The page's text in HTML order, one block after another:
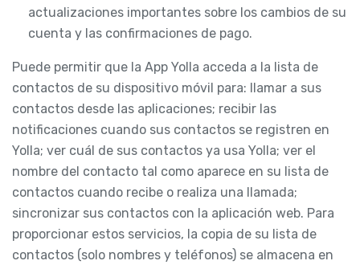
actualizaciones importantes sobre los cambios de su
cuenta y las confirmaciones de pago.
Puede permitir que la App Yolla acceda a la lista de
contactos de su dispositivo móvil para: llamar a sus
contactos desde las aplicaciones; recibir las
notificaciones cuando sus contactos se registren en
Yolla; ver cuál de sus contactos ya usa Yolla; ver el
nombre del contacto tal como aparece en su lista de
contactos cuando recibe o realiza una llamada;
sincronizar sus contactos con la aplicación web. Para
proporcionar estos servicios, la copia de su lista de
contactos (solo nombres y teléfonos) se almacena en